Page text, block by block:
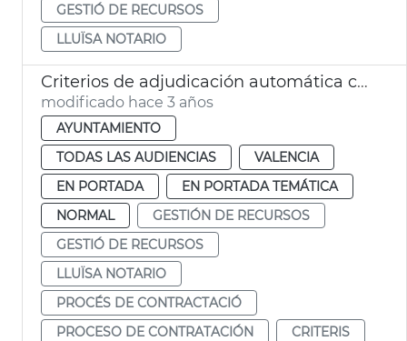
GESTIÓ DE RECURSOS
LLUÏSA NOTARIO
Criterios de adjudicación automática contratos
modificado hace 3 años
AYUNTAMIENTO
TODAS LAS AUDIENCIAS
VALENCIA
EN PORTADA
EN PORTADA TEMÁTICA
NORMAL
GESTIÓN DE RECURSOS
GESTIÓ DE RECURSOS
LLUÏSA NOTARIO
PROCÉS DE CONTRACTACIÓ
PROCESO DE CONTRATACIÓN
CRITERIS